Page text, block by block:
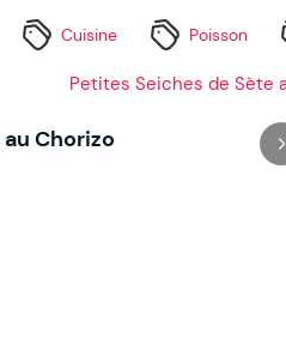
Cuisine Poisson
Chorizo